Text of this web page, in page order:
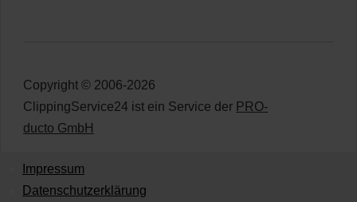
Copyright © 2006-2026
ClippingService24 ist ein Service der PRO-
ducto GmbH
Impressum
Datenschutzerklärung